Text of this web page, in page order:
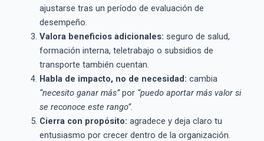
ajustarse tras un período de evaluación de
desempeño.
Valora beneficios adicionales: seguro de salud,
formación interna, teletrabajo o subsidios de
transporte también cuentan.
Habla de impacto, no de necesidad: cambia
“necesito ganar más”por “puedo aportar más valor si
se reconoce este rango”.
Cierra con propósito: agradece y deja claro tu
entusiasmo por crecer dentro de la organización.